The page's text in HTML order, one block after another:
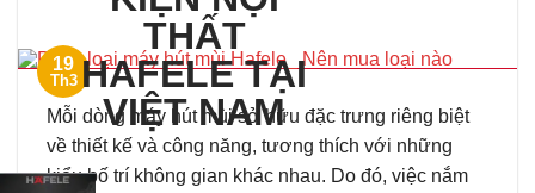
19
Th3
Mỗi dòng máy hút mùi sở hữu đặc trưng riêng biệt
về thiết kế và công năng, tương thích với những
kiểu bố trí không gian khác nhau. Do đó, việc nắm